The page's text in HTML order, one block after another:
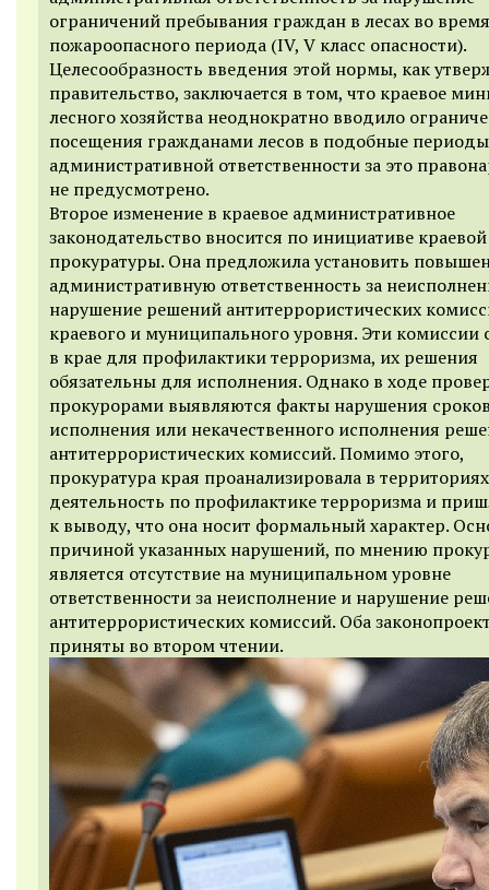
ограничений пребывания граждан в лесах во время
пожароопасного периода (IV, V класс опасности).
Целесообразность введения этой нормы, как
правительство, заключается в том, что краевое
лесного хозяйства неоднократно вводило
посещения гражданами лесов в подобные
административной ответственности за это
не предусмотрено.
Второе изменение в краевое административное
законодательство вносится по инициативе краевой
прокуратуры. Она предложила установить
административную ответственность за
нарушение решений антитеррористических
краевого и муниципального уровня. Эти комиссии
в крае для профилактики терроризма, их решения
обязательны для исполнения. Однако в ходе
прокурорами выявляются факты нарушения
исполнения или некачественного исполнения
антитеррористических комиссий. Помимо этого,
прокуратура края проанализировала в территориях
деятельность по профилактике терроризма и
к выводу, что она носит формальный характер.
причиной указанных нарушений, по мнению
является отсутствие на муниципальном уровне
ответственности за неисполнение и нарушение
антитеррористических комиссий. Оба
приняты во втором чтении.